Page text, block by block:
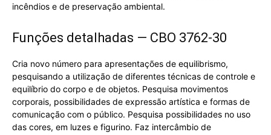
incêndios e de preservação ambiental.
Funções detalhadas — CBO 3762-30
Cria novo número para apresentações de equilibrismo,
pesquisando a utilização de diferentes técnicas de controle e
equilíbrio do corpo e de objetos. Pesquisa movimentos
corporais, possibilidades de expressão artística e formas de
comunicação com o público. Pesquisa possibilidades no uso
das cores, em luzes e figurino. Faz intercâmbio de